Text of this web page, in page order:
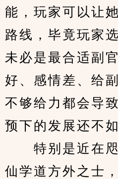
能，玩家可以让
路线，毕竟玩家
未必是最合适副
好、感情差、给
不够给力都会导
预下的发展还不
特别是近在咫
仙学道方外之士